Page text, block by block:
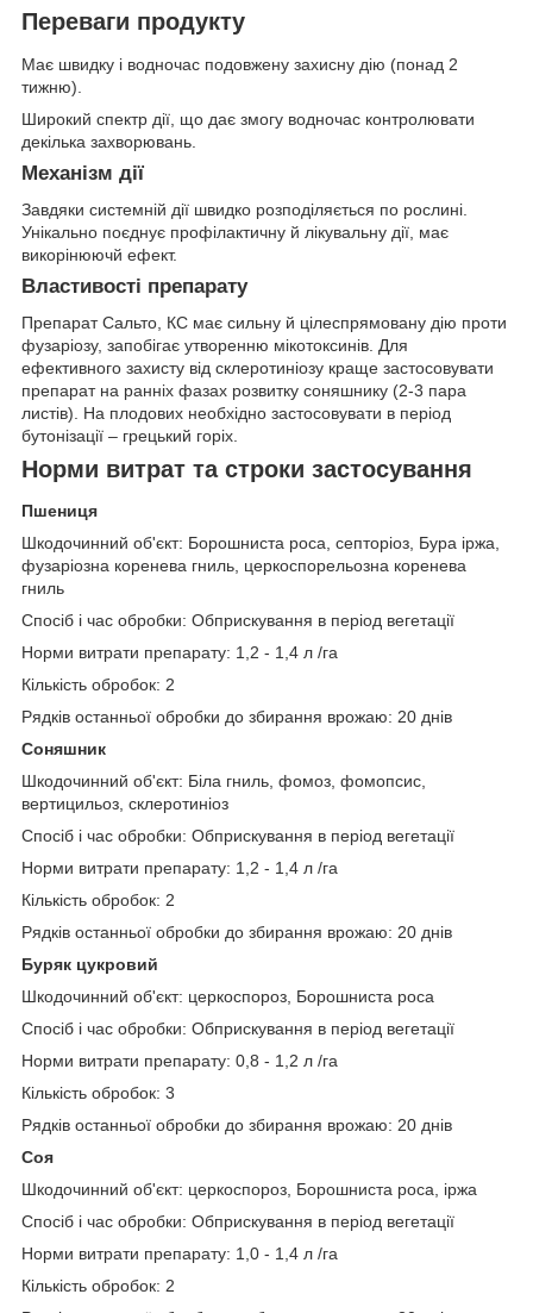
Переваги продукту
Має швидку і водночас подовжену захисну дію (понад 2
тижню).
Широкий спектр дії, що дає змогу водночас контролювати
декілька захворювань.
Механізм дії
Завдяки системній дії швидко розподіляється по рослині.
Унікально поєднує профілактичну й лікувальну дії, має
викорінюючй ефект.
Властивості препарату
Препарат Сальто, КС має сильну й цілеспрямовану дію проти
фузаріозу, запобігає утворенню мікотоксинів. Для
ефективного захисту від склеротиніозу краще застосовувати
препарат на ранніх фазах розвитку соняшнику (2-3 пара
листів). На плодових необхідно застосовувати в період
бутонізації – грецький горіх.
Норми витрат та строки застосування
Пшениця
Шкодочинний об'єкт: Борошниста роса, септоріоз, Бура іржа,
фузаріозна коренева гниль, церкоспорельозна коренева
гниль
Спосіб і час обробки: Обприскування в період вегетації
Норми витрати препарату: 1,2 - 1,4 л /га
Кількість обробок: 2
Рядків останньої обробки до збирання врожаю: 20 днів
Соняшник
Шкодочинний об'єкт: Біла гниль, фомоз, фомопсис,
вертицильоз, склеротиніоз
Спосіб і час обробки: Обприскування в період вегетації
Норми витрати препарату: 1,2 - 1,4 л /га
Кількість обробок: 2
Рядків останньої обробки до збирання врожаю: 20 днів
Буряк цукровий
Шкодочинний об'єкт: церкоспороз, Борошниста роса
Спосіб і час обробки: Обприскування в період вегетації
Норми витрати препарату: 0,8 - 1,2 л /га
Кількість обробок: 3
Рядків останньої обробки до збирання врожаю: 20 днів
Соя
Шкодочинний об'єкт: церкоспороз, Борошниста роса, іржа
Спосіб і час обробки: Обприскування в період вегетації
Норми витрати препарату: 1,0 - 1,4 л /га
Кількість обробок: 2